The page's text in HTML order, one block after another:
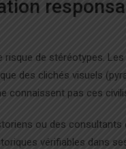
de stéréotypes. Les
des clichés visuels
connaissent pas ces
ou des consultants
vérifiables dans